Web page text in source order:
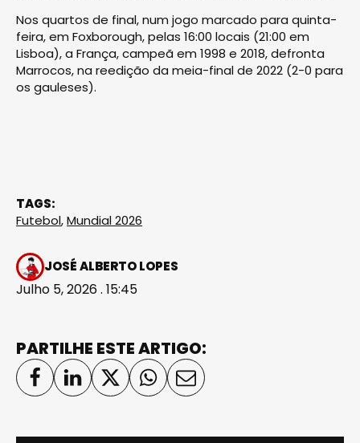
Nos quartos de final, num jogo marcado para quinta-
feira, em Foxborough, pelas 16:00 locais (21:00 em
Lisboa), a França, campeã em 1998 e 2018, defronta
Marrocos, na reedição da meia-final de 2022 (2-0 para
os gauleses).
TAGS:
Futebol,Mundial 2026
JOSÉ ALBERTO LOPES
Julho 5, 2026 . 15:45
PARTILHE ESTE ARTIGO: